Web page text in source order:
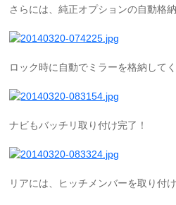
さらには、純正オプションの自動格
ロック時に自動でミラーを格納してく
ナビもバッチリ取り付け完了！
リアには、ヒッチメンバーを取り付